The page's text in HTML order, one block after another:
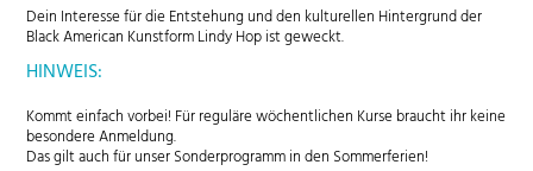
Dein Interesse für die Entstehung und den kulturellen Hintergrund der
Black American Kunstform Lindy Hop ist geweckt.
HINWEIS:
Kommt einfach vorbei! Für reguläre wöchentlichen Kurse braucht ihr keine
besondere Anmeldung.
Das gilt auch für unser Sonderprogramm in den Sommerferien!